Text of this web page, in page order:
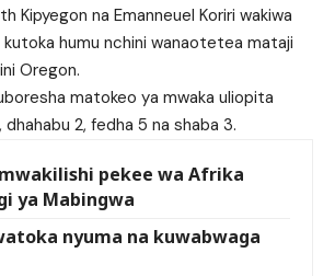
Kipyegon na Emanneuel Koriri wakiwa
kutoka humu nchini wanaotetea mataji
Oregon.
matokeo ya mwaka uliopita
2, fedha 5 na shaba 3.
mwakilishi pekee wa Afrika
ya Mabingwa
nyuma na kuwabwaga